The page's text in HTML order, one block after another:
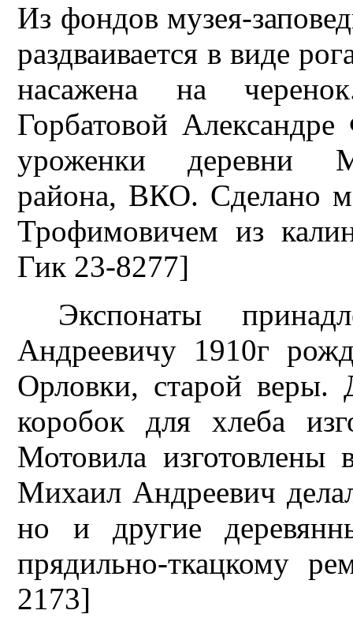
Из фондов музея-
раздваивается в виде
насажена на
Горбатовой
уроженки деревни
района, ВКО. Сделано
Трофимовичем из
Гик 23-8277]
Экспонаты
Андреевичу 1910г
Орловки, старой веры.
коробок для хлеба
Мотовила изготовлены
Михаил Андреевич
но и другие
прядильно-ткацкому
2173]